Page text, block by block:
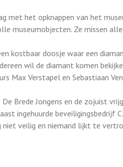
met het opknappen van het
museumobjecten. Ze missen
kostbaar doosje waar een
wil de diamant komen
Max Verstapel en Sebastiaan
Brede Jongens en de zojuist
ingehuurde beveiligingsbedrijf
veilig en niemand lijkt te